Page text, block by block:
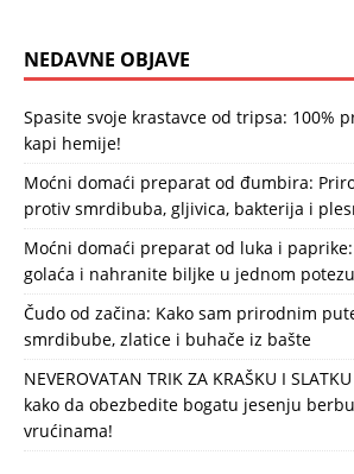
NEDAVNE OBJAVE
Spasite svoje krastavce od tripsa: 100%
kapi hemije!
Moćni domaći preparat od đumbira:
protiv smrdibuba, gljivica, bakterija i
Moćni domaći preparat od luka i
golaća i nahranite biljke u jednom potezu
Čudo od začina: Kako sam prirodnim
smrdibube, zlatice i buhače iz bašte
NEVEROVATAN TRIK ZA KRAŠKU I
kako da obezbedite bogatu jesenju
vrućinama!